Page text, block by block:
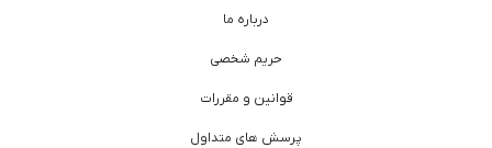
درباره ما
حریم شخصی
قوانین و مقررات
پرسش های متداول